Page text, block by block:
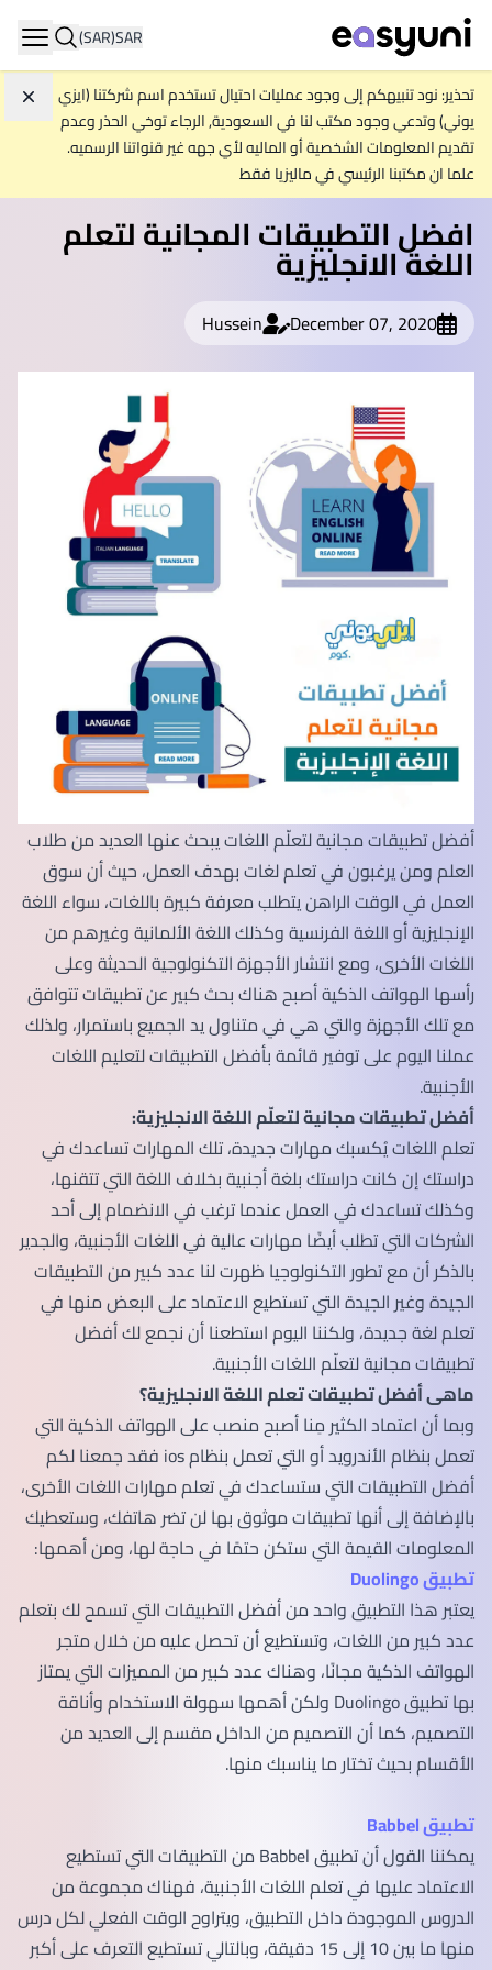
SAR
(SAR)
تحذير: نود تنبيهكم إلى وجود عمليات احتيال تستخدم اسم شركتنا (ايزي
يوني) وتدعي وجود مكتب لنا في السعودية, الرجاء توخي الحذر وعدم
تقديم المعلومات الشخصية أو الماليه لأي جهه غير قنواتنا الرسميه.
علما ان مكتبنا الرئيسي في ماليزيا فقط
افضل التطبيقات المجانية لتعلم
اللغة الانجليزية
December 07, 2020
Hussein
أفضل تطبيقات مجانية لتعلّم اللغات يبحث عنها العديد من طلاب
العلم ومن يرغبون في تعلم لغات بهدف العمل، حيث أن سوق
العمل في الوقت الراهن يتطلب معرفة كبيرة باللغات، سواء اللغة
الإنجليزية أو اللغة الفرنسية وكذلك اللغة الألمانية وغيرهم من
اللغات الأخرى، ومع انتشار الأجهزة التكنولوجية الحديثة وعلى
رأسها الهواتف الذكية أصبح هناك بحث كبير عن تطبيقات تتوافق
مع تلك الأجهزة والتي هي في متناول يد الجميع باستمرار، ولذلك
عملنا اليوم على توفير قائمة بأفضل التطبيقات لتعليم اللغات
الأجنبية.
أفضل تطبيقات مجانية لتعلّم اللغة الانجليزية:
تعلم اللغات يُكسبك مهارات جديدة، تلك المهارات تساعدك في
دراستك إن كانت دراستك بلغة أجنبية بخلاف اللغة التي تتقنها،
وكذلك تساعدك في العمل عندما ترغب في الانضمام إلى أحد
الشركات التي تطلب أيضًا مهارات عالية في اللغات الأجنبية، والجدير
بالذكر أن مع تطور التكنولوجيا ظهرت لنا عدد كبير من التطبيقات
الجيدة وغير الجيدة التي تستطيع الاعتماد على البعض منها في
تعلم لغة جديدة، ولكننا اليوم استطعنا أن نجمع لك أفضل
تطبيقات مجانية لتعلّم اللغات الأجنبية.
ماهى أفضل تطبيقات تعلم اللغة الانجليزية؟
وبما أن اعتماد الكثير مِنا أصبح منصب على الهواتف الذكية التي
تعمل بنظام الأندرويد أو التي تعمل بنظام ios فقد جمعنا لكم
أفضل التطبيقات التي ستساعدك في تعلم مهارات اللغات الأخرى،
بالإضافة إلى أنها تطبيقات موثوق بها لن تضر هاتفك، وستعطيك
المعلومات القيمة التي ستكن حتمًا في حاجة لها، ومن أهمها:
تطبيق Duolingo
يعتبر هذا التطبيق واحد من أفضل التطبيقات التي تسمح لك بتعلم
عدد كبير من اللغات، وتستطيع أن تحصل عليه من خلال متجر
الهواتف الذكية مجانًا، وهناك عدد كبير من المميزات التي يمتاز
بها تطبيق Duolingo ولكن أهمها سهولة الاستخدام وأناقة
التصميم، كما أن التصميم من الداخل مقسم إلى العديد من
الأقسام بحيث تختار ما يناسبك منها.
تطبيق Babbel
يمكننا القول أن تطبيق Babbel من التطبيقات التي تستطيع
الاعتماد عليها في تعلم اللغات الأجنبية، فهناك مجموعة من
الدروس الموجودة داخل التطبيق، ويتراوح الوقت الفعلي لكل درس
منها ما بين 10 إلى 15 دقيقة، وبالتالي تستطيع التعرف على أكبر